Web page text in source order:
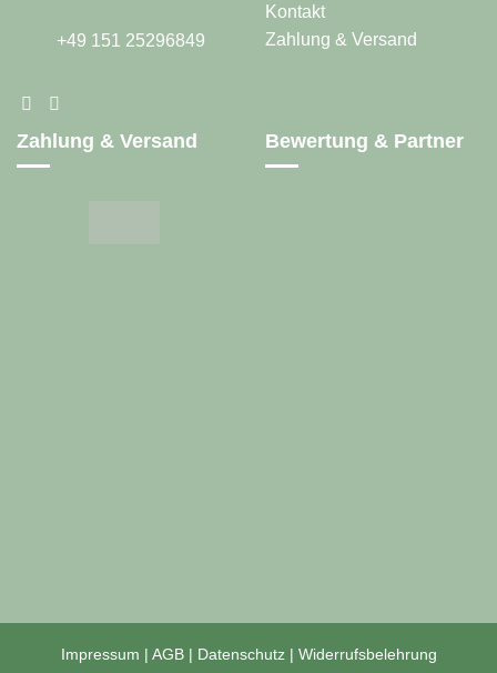
+49 151 25296849
Kontakt
Zahlung & Versand
Zahlung & Versand Bewertung & Partner
Impressum | AGB| Datenschutz| Widerrufsbelehrung